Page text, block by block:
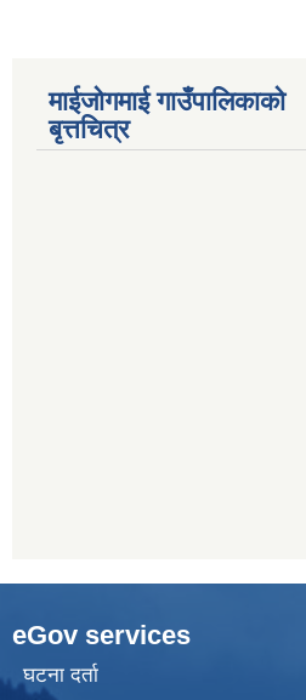
माईजोगमाई गाउँपालिकाको
बृत्तचित्र
eGov services
घटना दर्ता